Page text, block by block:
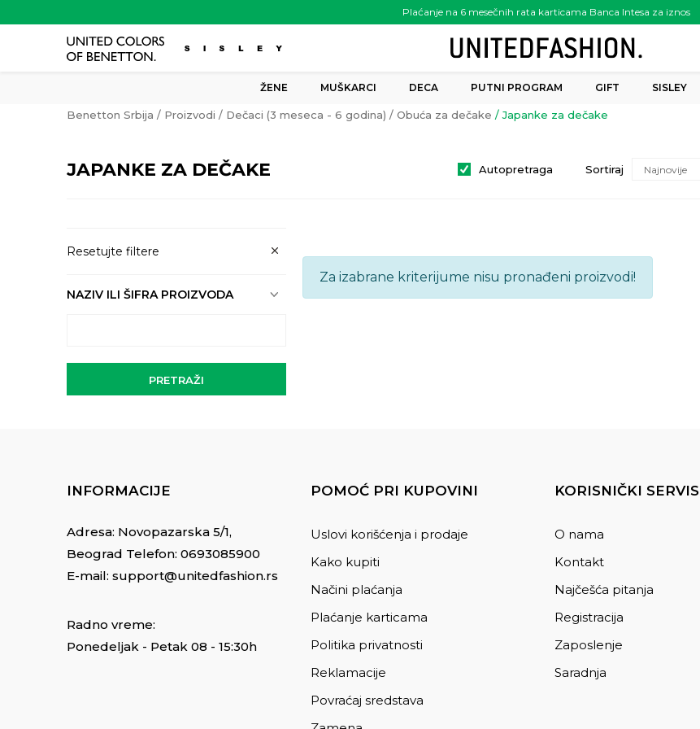
Plaćanje na 6 mesečnih rata karticama Banca Intesa za iznos
preko 6.000.00 rsd
ŽENE MUŠKARCI DECA PUTNI PROGRAM GIFT SISLEY
Benetton Srbija Proizvodi Dečaci (3 meseca - 6 godina) Obuća za dečake Japanke za dečake
JAPANKE ZA DEČAKE Autopretraga Sortiraj
Resetujte filtere
NAZIV ILI ŠIFRA PROIZVODA
PRETRAŽI
Za izabrane kriterijume nisu pronađeni proizvodi!
INFORMACIJE
Adresa: Novopazarska 5/1,
Beograd Telefon: 0693085900
E-mail: support@unitedfashion.rs
Radno vreme:
Ponedeljak - Petak 08 - 15:30h
POMOĆ PRI KUPOVINI
Uslovi korišćenja i prodaje
Kako kupiti
Načini plaćanja
Plaćanje karticama
Politika privatnosti
Reklamacije
Povraćaj sredstava
KORISNIČKI SERVIS
O nama
Kontakt
Najčešća pitanja
Registracija
Zaposlenje
Saradnja